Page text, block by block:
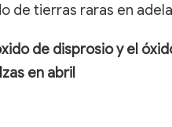
de tierras raras en
de disprosio y el
en abril